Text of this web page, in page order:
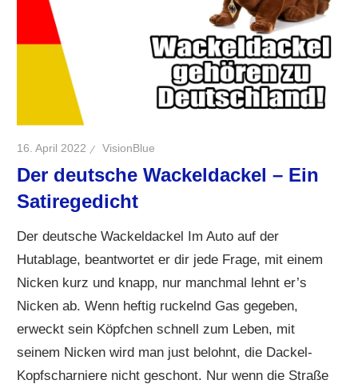
16. April 2022 VisionBlue
Der deutsche Wackeldackel – Ein
Satiregedicht
Der deutsche Wackeldackel Im Auto auf der
Hutablage, beantwortet er dir jede Frage, mit einem
Nicken kurz und knapp, nur manchmal lehnt er’s
Nicken ab. Wenn heftig ruckelnd Gas gegeben,
erweckt sein Köpfchen schnell zum Leben, mit
seinem Nicken wird man just belohnt, die Dackel-
Kopfscharniere nicht geschont. Nur wenn die Straße